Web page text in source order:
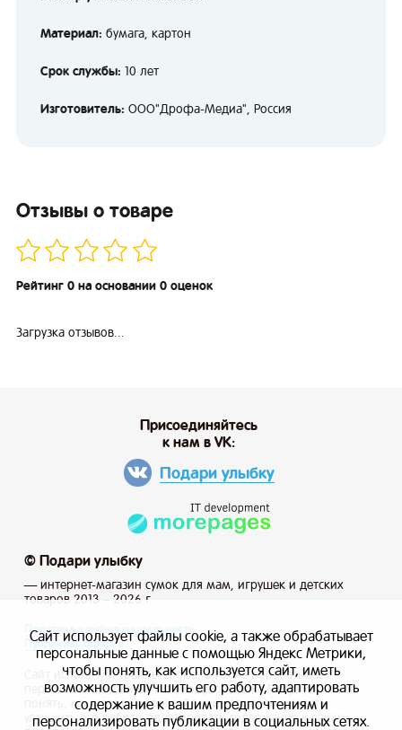
Материал: бумага, картон
Срок службы: 10 лет
Изготовитель: ООО"Дрофа-Медиа", Россия
Отзывы о товаре
Рейтинг 0 на основании 0 оценок
Загрузка отзывов...
© Подари улыбку
— интернет-магазин сумок для мам, игрушек и детских
товаров 2013 – 2026 г.
Присоединяйтесь
к нам в VK:
Подари улыбку
Политика конфиденциальности
Публичная оферта
Сайт использует файлы cookie, а также обрабатывает
персональные данные с помощью Яндекс Метрики, чтобы
понять, как используется сайт, и иметь возможность
улучшить его работу, адаптировать содержание к вашим
Сайт использует файлы cookie, а также обрабатывает
персональные данные с помощью Яндекс Метрики,
чтобы понять, как используется сайт, иметь
возможность улучшить его работу, адаптировать
содержание к вашим предпочтениям и
персонализировать публикации в социальных сетях.